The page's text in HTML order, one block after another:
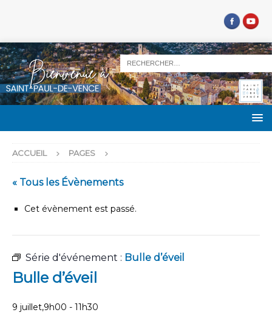
ACCUEIL PAGES
« Tous les Évènements
Cet évènement est passé.
Série d'événement : Bulle d’éveil
Bulle d’éveil
9 juillet,9h00 - 11h30